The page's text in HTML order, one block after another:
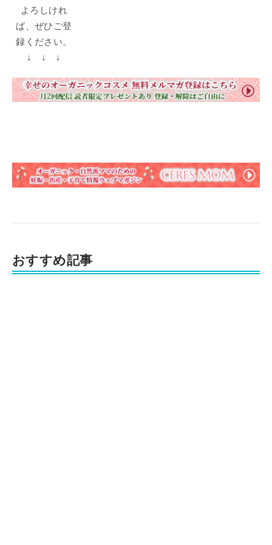
よろしけれ
ば、ぜひご登
録ください。
↓ ↓ ↓
おすすめ記事